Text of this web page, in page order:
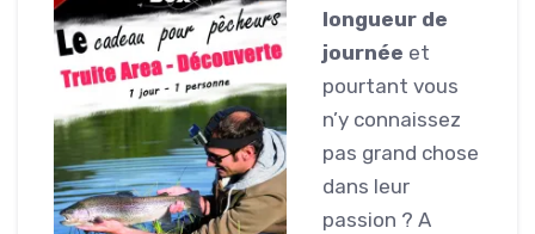
longueur de
journée et
pourtant vous
n’y connaissez
pas grand chose
dans leur
passion ? A